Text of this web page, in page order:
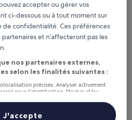
programme
pour chaque
grâce aux Prix membres
ces dates
accepter ou gérer vos
ci-dessous ou à tout moment sur
de confidentialité. Ces préférences
et n’affecteront pas les
nos partenaires externes,
selon les finalités suivantes :
précises. Analyser activement
pour l’identification. Stocker et/ou
des publicités et du contenu,
de services.
J'accepte